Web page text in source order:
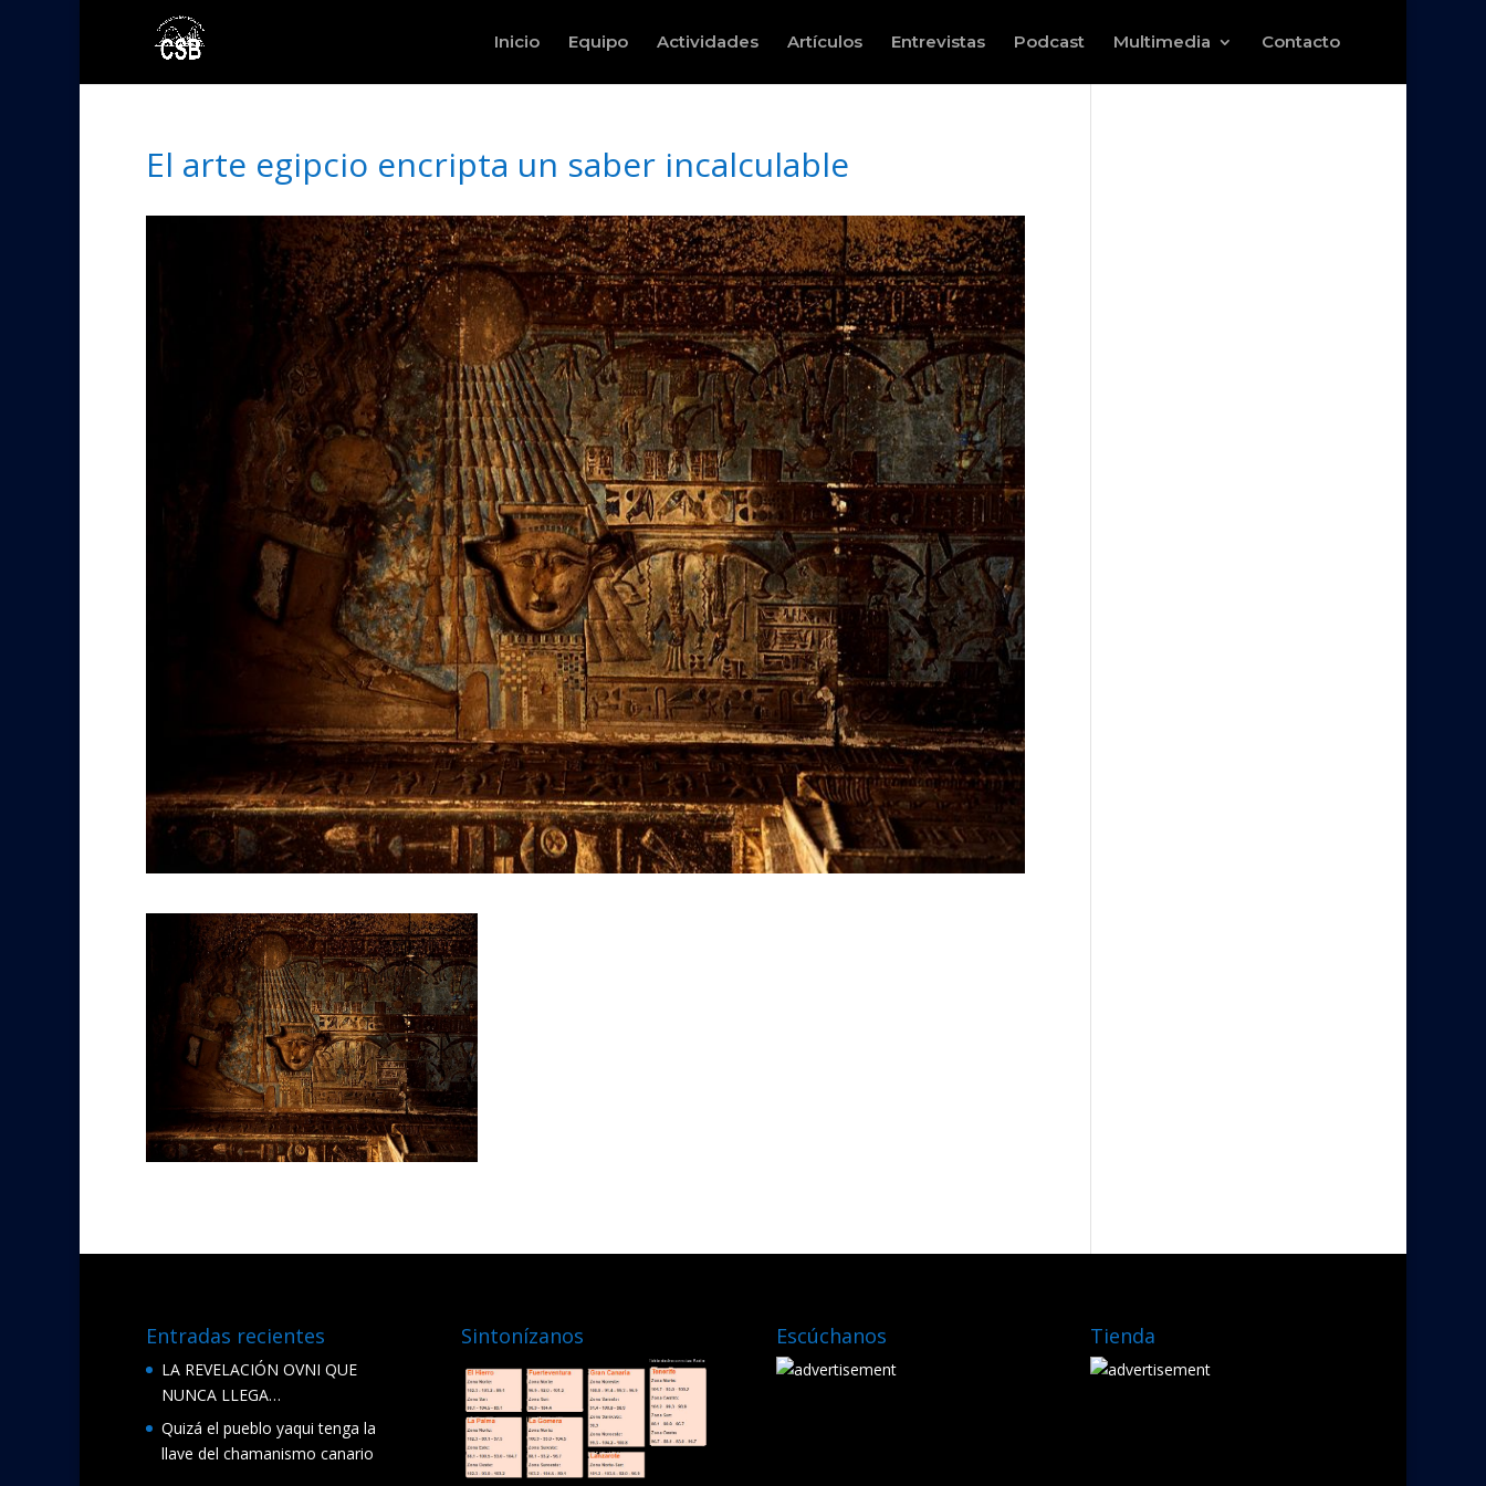
Inicio Equipo Actividades Artículos Entrevistas Podcast Multimedia Contacto
El arte egipcio encripta un saber incalculable
Entradas recientes
LA REVELACIÓN OVNI QUE
NUNCA LLEGA…
Quizá el pueblo yaqui tenga la
llave del chamanismo canario
Sintonízanos Escúchanos Tienda